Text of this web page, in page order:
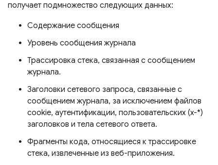
получает подмножество следующих данных:
Содержание сообщения
Уровень сообщения журнала
Трассировка стека, связанная с сообщением
журнала.
Заголовки сетевого запроса, связанные с
сообщением журнала, за исключением файлов
cookie, аутентификации, пользовательских (x-*)
заголовков и тела сетевого ответа.
Фрагменты кода, относящиеся к трассировке
стека, извлеченные из веб-приложения.